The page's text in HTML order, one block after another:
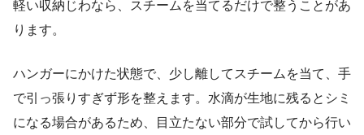
軽い収納じわなら、スチームを当てるだけで整うことがあ
ります。
ハンガーにかけた状態で、少し離してスチームを当て、手
で引っ張りすぎず形を整えます。水滴が生地に残るとシミ
になる場合があるため、目立たない部分で試してから行い